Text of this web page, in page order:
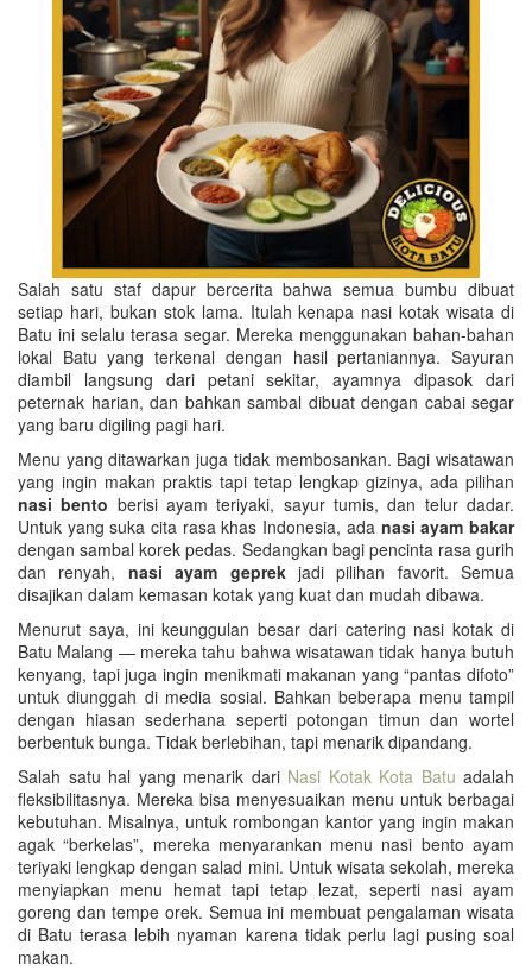
Salah satu staf dapur bercerita bahwa semua bumbu dibuat
setiap hari, bukan stok lama. Itulah kenapa nasi kotak wisata di
Batu ini selalu terasa segar. Mereka menggunakan bahan-bahan
lokal Batu yang terkenal dengan hasil pertaniannya. Sayuran
diambil langsung dari petani sekitar, ayamnya dipasok dari
peternak harian, dan bahkan sambal dibuat dengan cabai segar
yang baru digiling pagi hari.
Menu yang ditawarkan juga tidak membosankan. Bagi wisatawan
yang ingin makan praktis tapi tetap lengkap gizinya, ada pilihan
nasi bento berisi ayam teriyaki, sayur tumis, dan telur dadar.
Untuk yang suka cita rasa khas Indonesia, ada nasi ayam bakar
dengan sambal korek pedas. Sedangkan bagi pencinta rasa gurih
dan renyah, nasi ayam geprekjadi pilihan favorit. Semua
disajikan dalam kemasan kotak yang kuat dan mudah dibawa.
Menurut saya, ini keunggulan besar dari catering nasi kotak di
Batu Malang — mereka tahu bahwa wisatawan tidak hanya butuh
kenyang, tapi juga ingin menikmati makanan yang “pantas difoto”
untuk diunggah di media sosial. Bahkan beberapa menu tampil
dengan hiasan sederhana seperti potongan timun dan wortel
berbentuk bunga. Tidak berlebihan, tapi menarik dipandang.
Salah satu hal yang menarik dari Nasi Kotak Kota Batu adalah
fleksibilitasnya. Mereka bisa menyesuaikan menu untuk berbagai
kebutuhan. Misalnya, untuk rombongan kantor yang ingin makan
agak “berkelas”, mereka menyarankan menu nasi bento ayam
teriyaki lengkap dengan salad mini. Untuk wisata sekolah, mereka
menyiapkan menu hemat tapi tetap lezat, seperti nasi ayam
goreng dan tempe orek. Semua ini membuat pengalaman wisata
di Batu terasa lebih nyaman karena tidak perlu lagi pusing soal
makan.